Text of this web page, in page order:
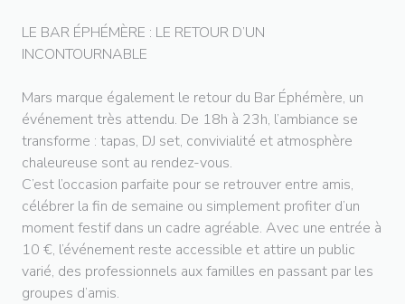
LE BAR ÉPHÉMÈRE : LE RETOUR D’UN
INCONTOURNABLE
Mars marque également le retour du Bar Éphémère, un
événement très attendu. De 18h à 23h, l’ambiance se
transforme : tapas, DJ set, convivialité et atmosphère
chaleureuse sont au rendez-vous.
C’est l’occasion parfaite pour se retrouver entre amis,
célébrer la fin de semaine ou simplement profiter d’un
moment festif dans un cadre agréable. Avec une entrée à
10 €, l’événement reste accessible et attire un public
varié, des professionnels aux familles en passant par les
groupes d’amis.